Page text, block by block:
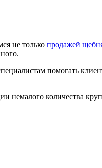
не только продажей
помогать
немалого количества